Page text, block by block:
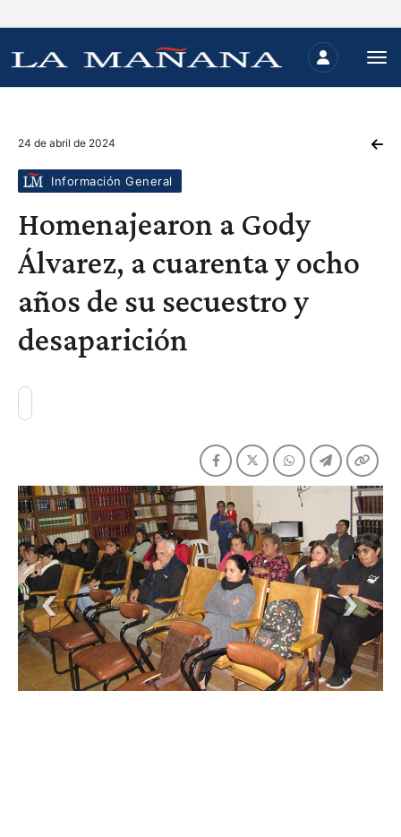
24 de abril de 2024
Información General
Homenajearon a Gody
Álvarez, a cuarenta y ocho
años de su secuestro y
desaparición